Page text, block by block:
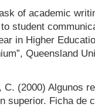
of academic
student
in Higher
Queensland
C. (2000) Algunos
superior. Ficha de